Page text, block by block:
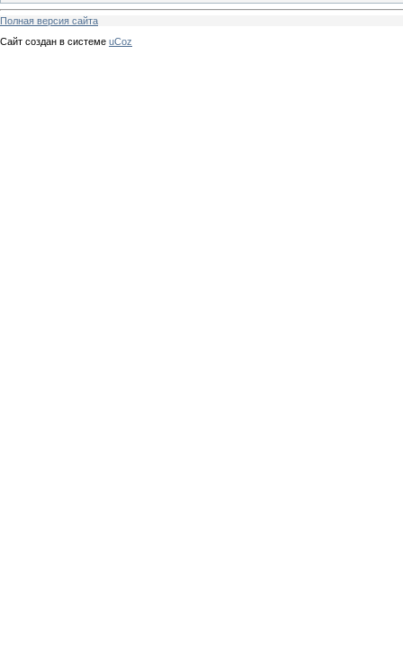
Полная версия сайта
Сайт создан в системе uCoz